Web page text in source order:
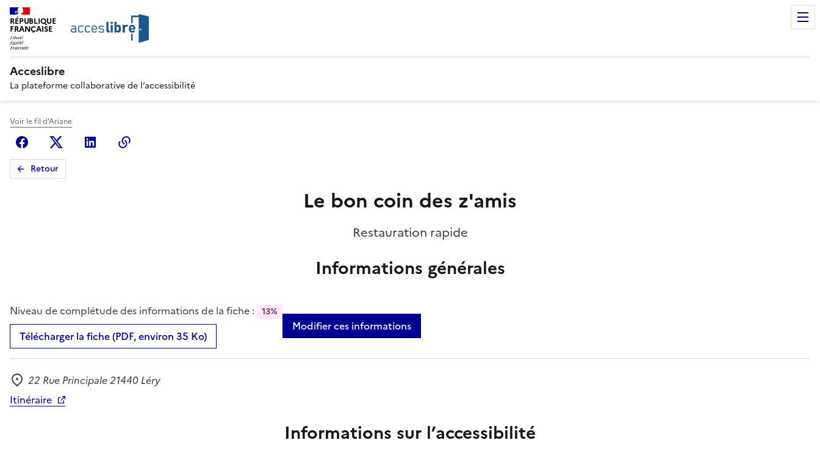
RÉPUBLIQUE
FRANÇAISE
Acceslibre
La plateforme collaborative de l’accessibilité
Voir le fil d'Ariane
FacebookX (anciennement Twitter)
Linkedin
Retour
Le bon coin des z'amis
Restauration rapide
Informations générales
Niveau de complétude des informations de la fiche : 13%
Télécharger la fiche (PDF, environ 35 Ko)
Modifier ces informations
Adresse
22 Rue Principale 21440 Léry
Itinéraire
Informations sur l’accessibilité